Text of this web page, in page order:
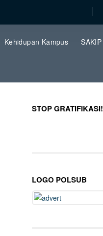
Kehidupan Kampus SAKIP
STOP GRATIFIKASI!
LOGO POLSUB